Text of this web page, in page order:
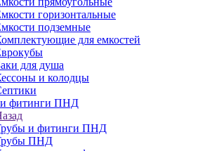
горизонтальные
подземные
для емкостей
для душа
и колодцы
фитинги ПНД
и фитинги ПНД
ПНД